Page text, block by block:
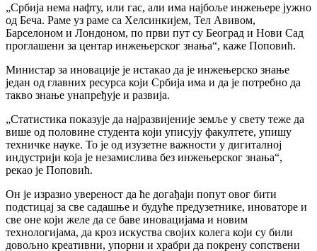
„Србија нема нафту, или гас, али има најбоље инжењере јужно
од Беча. Раме уз раме са Хелсинкијем, Тел Авивом,
Барселоном и Лондоном, по први пут су Београд и Нови Сад
проглашени за центар инжењерског знања“, каже Поповић.
Министар за иновације је истакао да је инжењерско знање
један од главних ресурса који Србија има и да је потребно да
такво знање унапређује и развија.
„Статистика показује да најразвијеније земље у свету теже да
више од половине студента који уписују факултете, упишу
техничке науке. То је од изузетне важности у дигиталној
индустрији која је незамислива без инжењерског знања“,
рекао је Поповић.
Он је изразио увереност да ће догађаји попут овог бити
подстицај за све садашње и будуће предузетнике, иноваторе и
све оне који желе да се баве иновацијама и новим
технологијама, да кроз искуства својих колега који су били
довољно креативни, упорни и храбри да покрену сопствени